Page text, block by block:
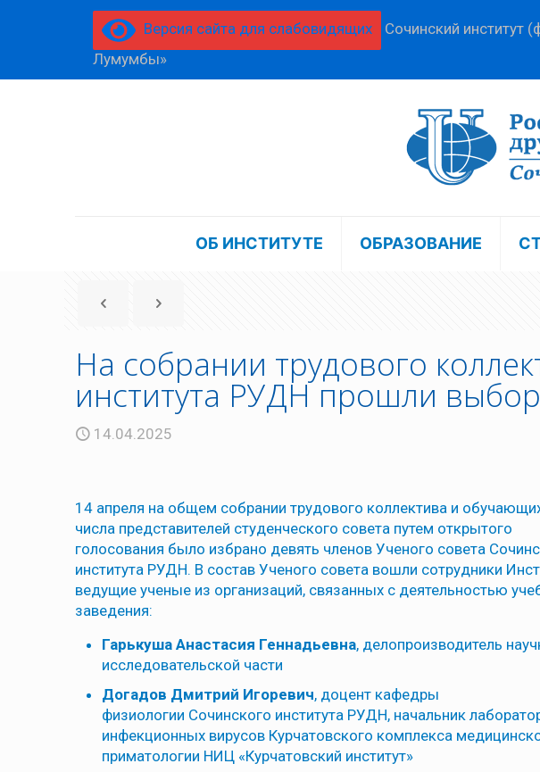
Версия сайта для слабовидящих
Сочинский институт
Лумумбы»
ОБ ИНСТИТУТЕ ОБРАЗОВАНИЕ
На собрании трудового
института РУДН прошли
14.04.2025
14 апреля на общем собрании трудового коллектива и
числа представителей студенческого совета путем открытого
голосования было избрано девять членов Ученого совета
института РУДН. В состав Ученого совета вошли сотрудники
ведущие ученые из организаций, связанных с деятельностью
заведения:
Гарькуша Анастасия Геннадьевна, делопроизводитель
исследовательской части
Догадов Дмитрий Игоревич, доцент кафедры
физиологии Сочинского института РУДН, начальник
инфекционных вирусов Курчатовского комплекса
приматологии НИЦ «Курчатовский институт»